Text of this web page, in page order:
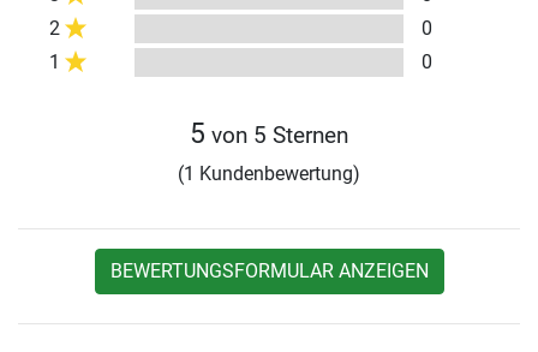
2
0
1
0
5 von 5 Sternen
(1 Kundenbewertung)
BEWERTUNGSFORMULAR ANZEIGEN